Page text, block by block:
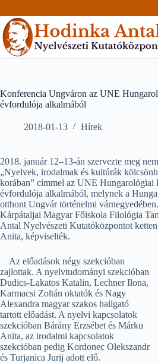
to
content
Konferencia Ungváron az UNE
évfordulója alkalmából
2018-01-13 Hírek
2018. január 12–13-án szervezte meg
„Nyelvek, irodalmak és kultúrák
korában” címmel az UNE Hungarológiai
évfordulója alkalmából, melynek a
otthont Ungvár történelmi
Kárpátaljai Magyar Főiskola Filológia
Antal Nyelvészeti Kutatóközpontot
Anita, képviselték.
Az előadások négy szekcióban
zajlottak. A nyelvtudományi szekcióban
Dudics-Lakatos Katalin, Lechner Ilona,
Karmacsi Zoltán oktatók és Nagy
Alexandra magyar szakos hallgató
tartott előadást. A nyelvi kapcsolatok
szekcióban Bárány Erzsébet és Márku
Anita, az irodalmi kapcsolatok
szekcióban pedig Kordonec Olekszandr
és Turjanica Jurij adott elő.